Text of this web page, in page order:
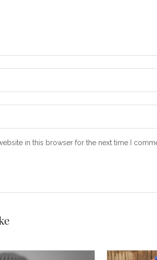
in this browser for the next time I